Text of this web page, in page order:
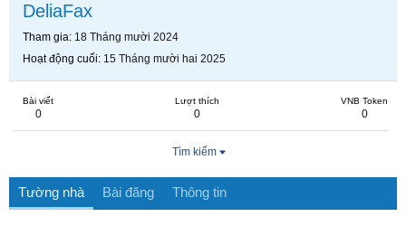
DeliaFax
Tham gia 18 Tháng mười 2024
Hoạt động cuối 15 Tháng mười hai 2025
Bài viết
0
Lượt thích
0
VNB Token
0
Tìm kiếm
Tường nhà Bài đăng Thông tin